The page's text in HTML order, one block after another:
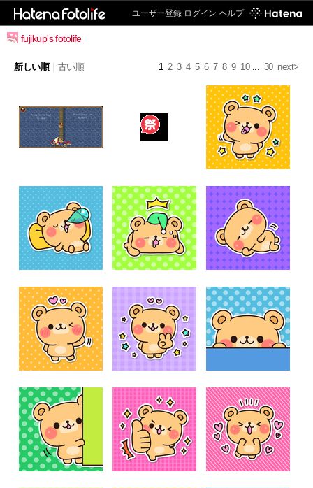
ユーザー登録 ログイン ヘルプ
fujikup's fotolife
1 2 3 4 5 6 7 8 9 10... 30 next>
新しい順 古い順